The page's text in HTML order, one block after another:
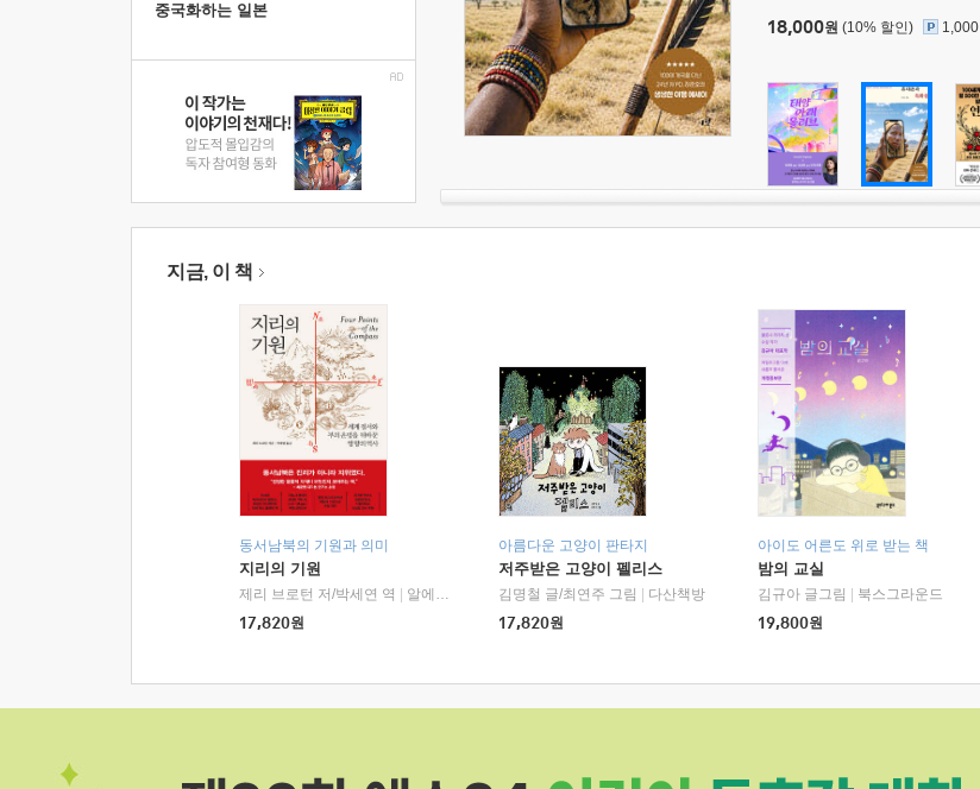
중국화하는 일본
18,000원 (10% 할인) 1,000
지금, 이 책
동서남북의 기원과 의미
지리의 기원
제리 브로턴 저/박세연 역
알에이치코리아(RHK)
17,820원
아름다운 고양이 판타지
저주받은 고양이 펠리스
김명철 글/최연주 그림
다산책방
17,820원
아이도 어른도 위로 받는 책
밤의 교실
김규아 글그림
북스그라운드
19,800원